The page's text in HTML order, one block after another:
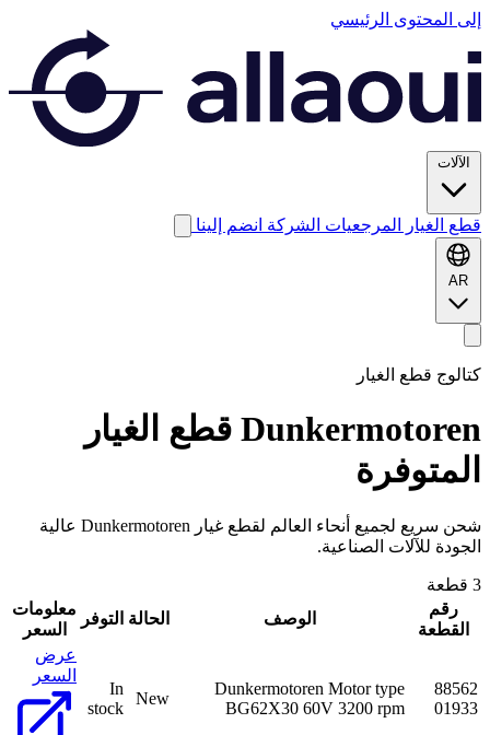
إلى المحتوى الرئيسي
الآلات
قطع الغيار المرجعيات الشركة انضم إلينا
AR
كتالوج قطع الغيار
Dunkermotoren قطع الغيار
المتوفرة
شحن سريع لجميع أنحاء العالم لقطع غيار Dunkermotoren عالية
الجودة للآلات الصناعية.
3 قطعة
رقم
القطعة
الوصف الحالة التوفر
معلومات
السعر
88562
01933
Dunkermotoren Motor type
BG62X30 60V 3200 rpm
New
In
stock
عرض
السعر